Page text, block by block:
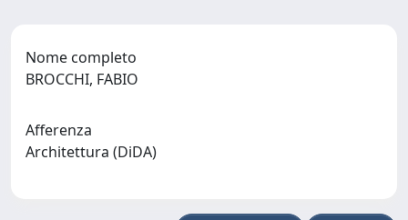
Nome completo
BROCCHI, FABIO
Afferenza
Architettura (DiDA)